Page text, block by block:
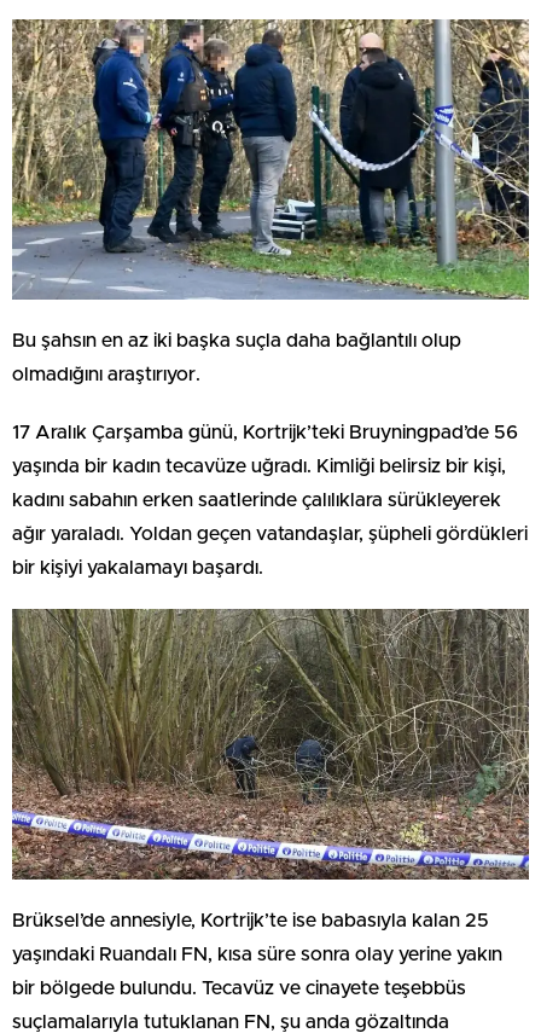
Bu şahsın en az iki başka suçla daha bağlantılı olup
olmadığını araştırıyor.
17 Aralık Çarşamba günü, Kortrijk’teki Bruyningpad’de 56
yaşında bir kadın tecavüze uğradı. Kimliği belirsiz bir kişi,
kadını sabahın erken saatlerinde çalılıklara sürükleyerek
ağır yaraladı. Yoldan geçen vatandaşlar, şüpheli gördükleri
bir kişiyi yakalamayı başardı.
Brüksel’de annesiyle, Kortrijk’te ise babasıyla kalan 25
yaşındaki Ruandalı FN, kısa süre sonra olay yerine yakın
bir bölgede bulundu. Tecavüz ve cinayete teşebbüs
suçlamalarıyla tutuklanan FN, şu anda gözaltında